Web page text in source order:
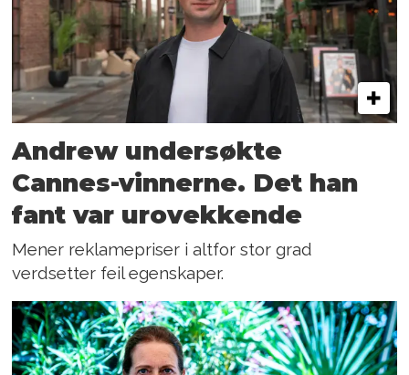
Andrew undersøkte
Cannes-vinnerne. Det han
fant var urovekkende
Mener reklamepriser i altfor stor grad
verdsetter feil egenskaper.